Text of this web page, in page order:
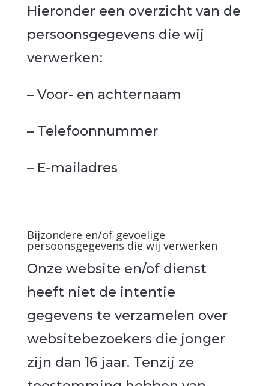
Hieronder een overzicht van de
persoonsgegevens die wij
verwerken:
– Voor- en achternaam
– Telefoonnummer
– E-mailadres
Bijzondere en/of gevoelige
persoonsgegevens die wij verwerken
Onze website en/of dienst
heeft niet de intentie
gegevens te verzamelen over
websitebezoekers die jonger
zijn dan 16 jaar. Tenzij ze